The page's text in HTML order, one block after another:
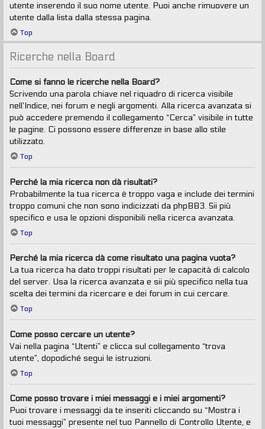
utente inserendo il suo nome utente. Puoi anche rimuovere un
utente dalla lista dalla stessa pagina.
Top
Ricerche nella Board
Come si fanno le ricerche nella Board?
Scrivendo una parola chiave nel riquadro di ricerca visibile
nell’Indice, nei forum e negli argomenti. Alla ricerca avanzata si
può accedere premendo il collegamento “Cerca” visibile in tutte
le pagine. Ci possono essere differenze in base allo stile
utilizzato.
Top
Perché la mia ricerca non dà risultati?
Probabilmente la tua ricerca è troppo vaga e include dei termini
troppo comuni che non sono indicizzati da phpBB3. Sii più
specifico e usa le opzioni disponibili nella ricerca avanzata.
Top
Perché la mia ricerca dà come risultato una pagina vuota?
La tua ricerca ha dato troppi risultati per le capacità di calcolo
del server. Usa la ricerca avanzata e sii più specifico nella tua
scelta dei termini da ricercare e dei forum in cui cercare.
Top
Come posso cercare un utente?
Vai nella pagina “Utenti” e clicca sul collegamento “trova
utente”, dopodiché segui le istruzioni.
Top
Come posso trovare i miei messaggi e i miei argomenti?
Puoi trovare i messaggi da te inseriti cliccando su “Mostra i
tuoi messaggi” presente nel tuo Pannello di Controllo Utente, e